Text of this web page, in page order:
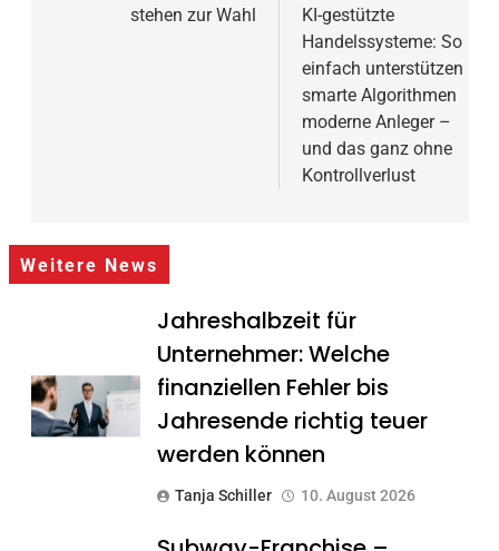
stehen zur Wahl
KI-gestützte
Handelssysteme: So
einfach unterstützen
smarte Algorithmen
moderne Anleger –
und das ganz ohne
Kontrollverlust
Weitere News
Jahreshalbzeit für
Unternehmer: Welche
finanziellen Fehler bis
Jahresende richtig teuer
werden können
Tanja Schiller 10. August 2026